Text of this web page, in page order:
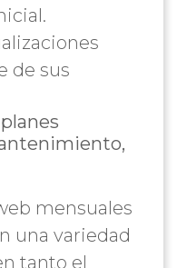
de sus
mensuales
una variedad
tanto el